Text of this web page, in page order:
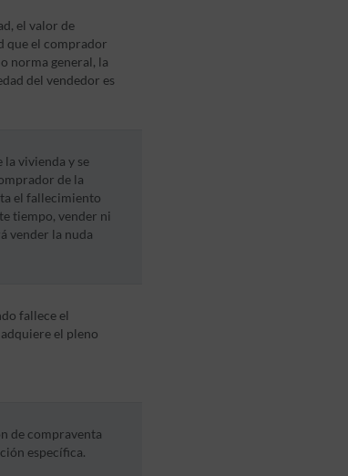
el valor de
que el comprador
norma general, la
del vendedor es
vivienda y se
de la
el fallecimiento
tiempo, vender ni
vender la nuda
fallece el
el pleno
de compraventa
específica.